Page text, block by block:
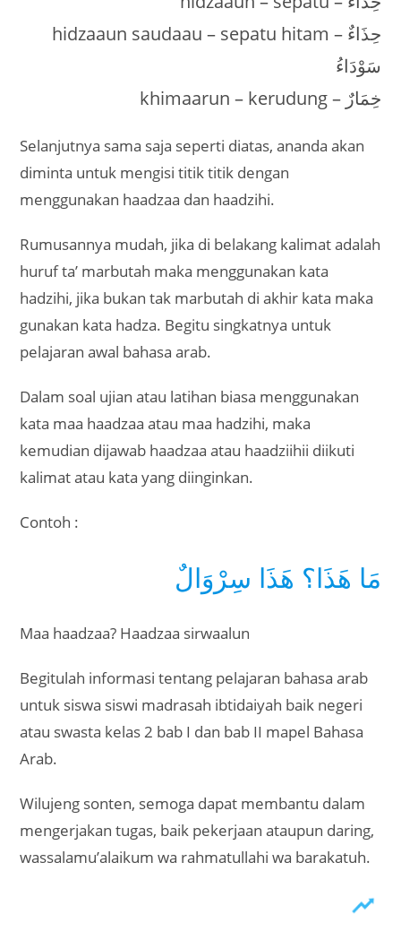
hidzaaun saudaau – sepatu hitam – حِذَاءٌ
سَوْدَاءُ
khimaarun – kerudung – خِمَارٌ
Selanjutnya sama saja seperti diatas, ananda akan
diminta untuk mengisi titik titik dengan
menggunakan haadzaa dan haadzihi.
Rumusannya mudah, jika di belakang kalimat adalah
huruf ta’ marbutah maka menggunakan kata
hadzihi, jika bukan tak marbutah di akhir kata maka
gunakan kata hadza. Begitu singkatnya untuk
pelajaran awal bahasa arab.
Dalam soal ujian atau latihan biasa menggunakan
kata maa haadzaa atau maa hadzihi, maka
kemudian dijawab haadzaa atau haadziihii diikuti
kalimat atau kata yang diinginkan.
Contoh :
مَا هَذَا؟ هَذَا سِرْوَالٌ
Maa haadzaa? Haadzaa sirwaalun
Begitulah informasi tentang pelajaran bahasa arab
untuk siswa siswi madrasah ibtidaiyah baik negeri
atau swasta kelas 2 bab I dan bab II mapel Bahasa
Arab.
Wilujeng sonten, semoga dapat membantu dalam
mengerjakan tugas, baik pekerjaan ataupun daring,
wassalamu’alaikum wa rahmatullahi wa barakatuh.